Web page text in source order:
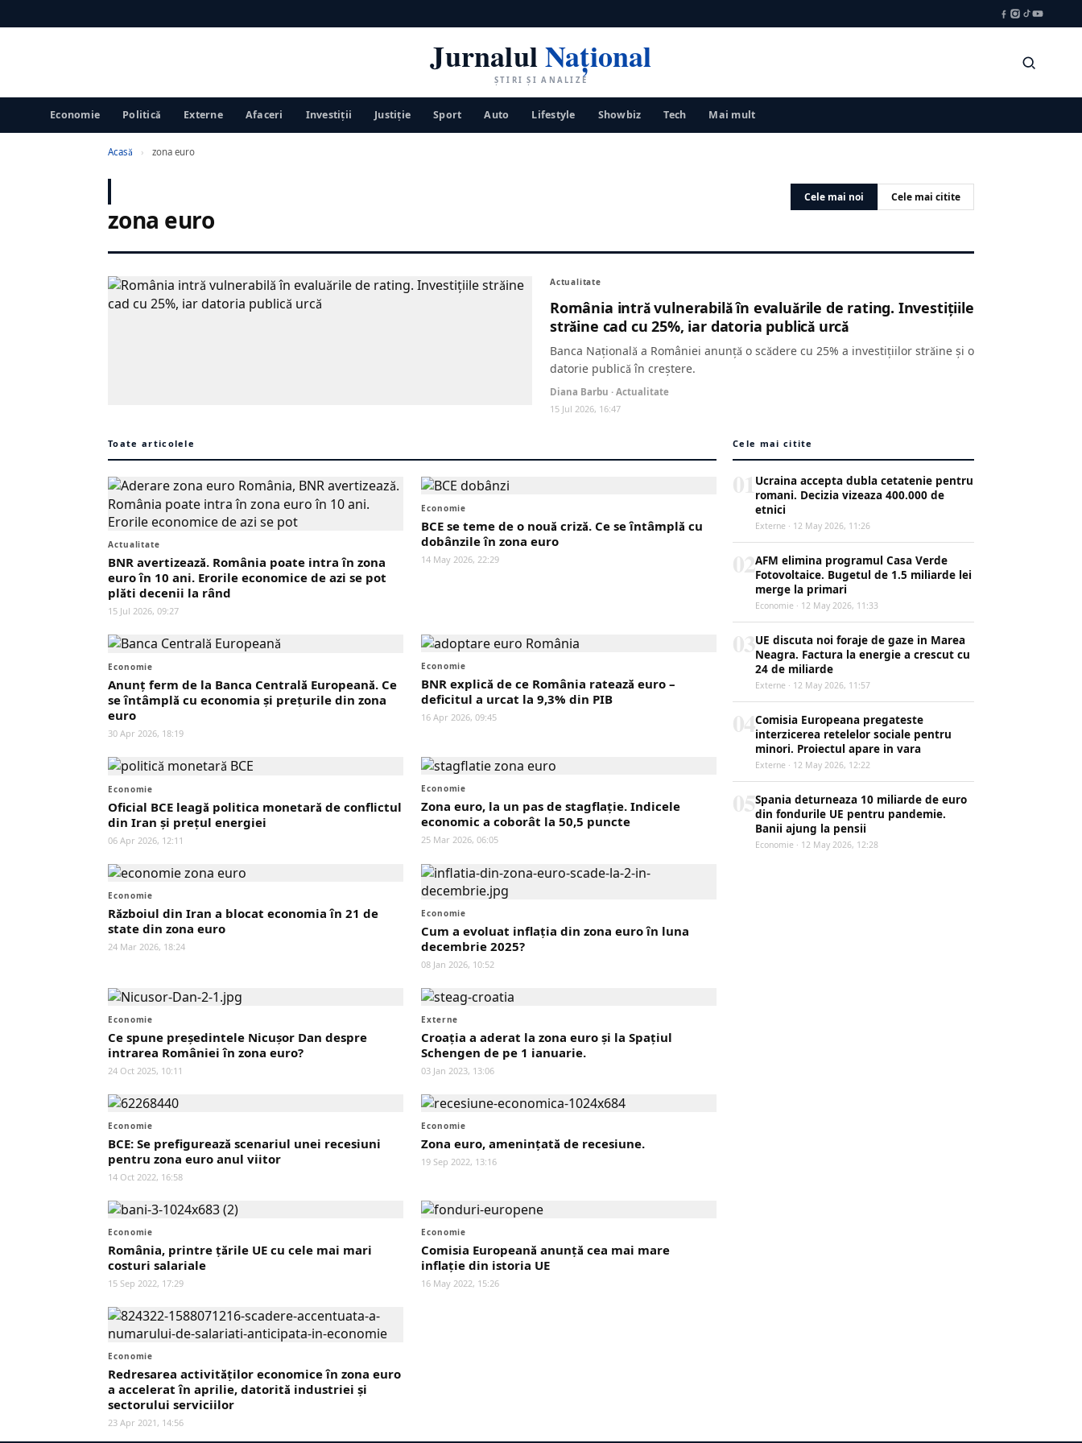
JurnalulNațional
ȘTIRI ȘI ANALIZE
Economie Politică Externe Afaceri Investiții Justiţie Sport Auto Lifestyle Showbiz Tech Mai mult
Acasă › zona euro
zona euro
Cele mai noi Cele mai citite
Actualitate
România intră vulnerabilă în evaluările de rating. Investițiile
străine cad cu 25%, iar datoria publică urcă
Banca Națională a României anunță o scădere cu 25% a investițiilor străine și o
datorie publică în creștere.
Diana Barbu · Actualitate
15 Jul 2026, 16:47
Toate articolele
Actualitate
BNR avertizează. România poate intra în zona
euro în 10 ani. Erorile economice de azi se pot
plăti decenii la rând
15 Jul 2026, 09:27
Economie
BCE se teme de o nouă criză. Ce se întâmplă cu
dobânzile în zona euro
14 May 2026, 22:29
Economie
Anunț ferm de la Banca Centrală Europeană. Ce
se întâmplă cu economia și prețurile din zona
euro
30 Apr 2026, 18:19
Economie
BNR explică de ce România ratează euro –
deficitul a urcat la 9,3% din PIB
16 Apr 2026, 09:45
Economie
Oficial BCE leagă politica monetară de conflictul
din Iran și prețul energiei
06 Apr 2026, 12:11
Economie
Zona euro, la un pas de stagflaţie. Indicele
economic a coborât la 50,5 puncte
25 Mar 2026, 06:05
Economie
Războiul din Iran a blocat economia în 21 de
state din zona euro
24 Mar 2026, 18:24
Economie
Cum a evoluat inflația din zona euro în luna
decembrie 2025?
08 Jan 2026, 10:52
Economie
Ce spune preşedintele Nicușor Dan despre
intrarea României în zona euro?
24 Oct 2025, 10:11
Externe
Croația a aderat la zona euro și la Spațiul
Schengen de pe 1 ianuarie.
03 Jan 2023, 13:06
Economie
BCE: Se prefigurează scenariul unei recesiuni
pentru zona euro anul viitor
14 Oct 2022, 16:58
Economie
Zona euro, amenințată de recesiune.
19 Sep 2022, 13:16
Economie
România, printre țările UE cu cele mai mari
costuri salariale
15 Sep 2022, 17:29
Economie
Comisia Europeană anunță cea mai mare
inflație din istoria UE
16 May 2022, 15:26
Economie
Redresarea activităţilor economice în zona euro
a accelerat în aprilie, datorită industriei şi
sectorului serviciilor
23 Apr 2021, 14:56
Cele mai citite
Ucraina accepta dubla cetatenie pentru
romani. Decizia vizeaza 400.000 de
etnici
Externe · 12 May 2026, 11:26
AFM elimina programul Casa Verde
Fotovoltaice. Bugetul de 1.5 miliarde lei
merge la primari
Economie · 12 May 2026, 11:33
UE discuta noi foraje de gaze in Marea
Neagra. Factura la energie a crescut cu
24 de miliarde
Externe · 12 May 2026, 11:57
Comisia Europeana pregateste
interzicerea retelelor sociale pentru
minori. Proiectul apare in vara
Externe · 12 May 2026, 12:22
Spania deturneaza 10 miliarde de euro
din fondurile UE pentru pandemie.
Banii ajung la pensii
Economie · 12 May 2026, 12:28